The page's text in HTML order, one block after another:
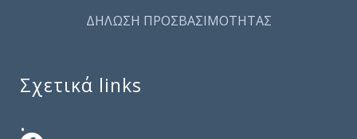
ΔΗΛΩΣΗ ΠΡΟΣΒΑΣΙΜΟΤΗΤΑΣ
Σχετικά links
.